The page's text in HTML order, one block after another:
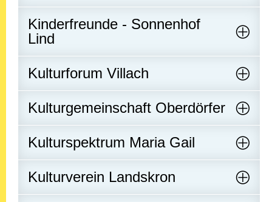
Kinderfreunde - Sonnenhof
Lind
Kulturforum Villach
Kulturgemeinschaft Oberdörfer
Kulturspektrum Maria Gail
Kulturverein Landskron